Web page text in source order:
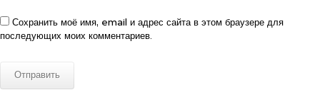
Сохранить моё имя, email и адрес сайта в этом браузере для
последующих моих комментариев.